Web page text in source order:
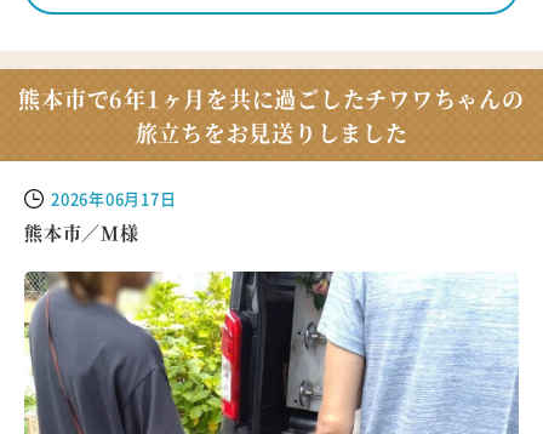
熊本市で6年1ヶ月を共に過ごしたチワワちゃんの
旅立ちをお見送りしました
2026年06月17日
熊本市／M様